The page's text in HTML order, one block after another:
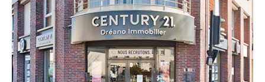
CENTURY 21 Dréano Immobilier
347 rue de Nantes
ST JACQUES DE LA LANDE - 35136
Envoyer un message